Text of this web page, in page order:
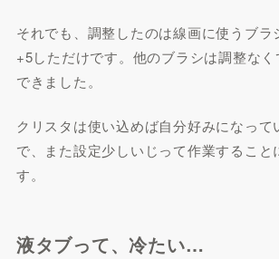
それでも、調整したのは線画に使うブラ
+5しただけです。他のブラシは調整な
できました。
クリスタは使い込めば自分好みになって
で、また設定少しいじって作業すること
す。
液タブって、冷たい…